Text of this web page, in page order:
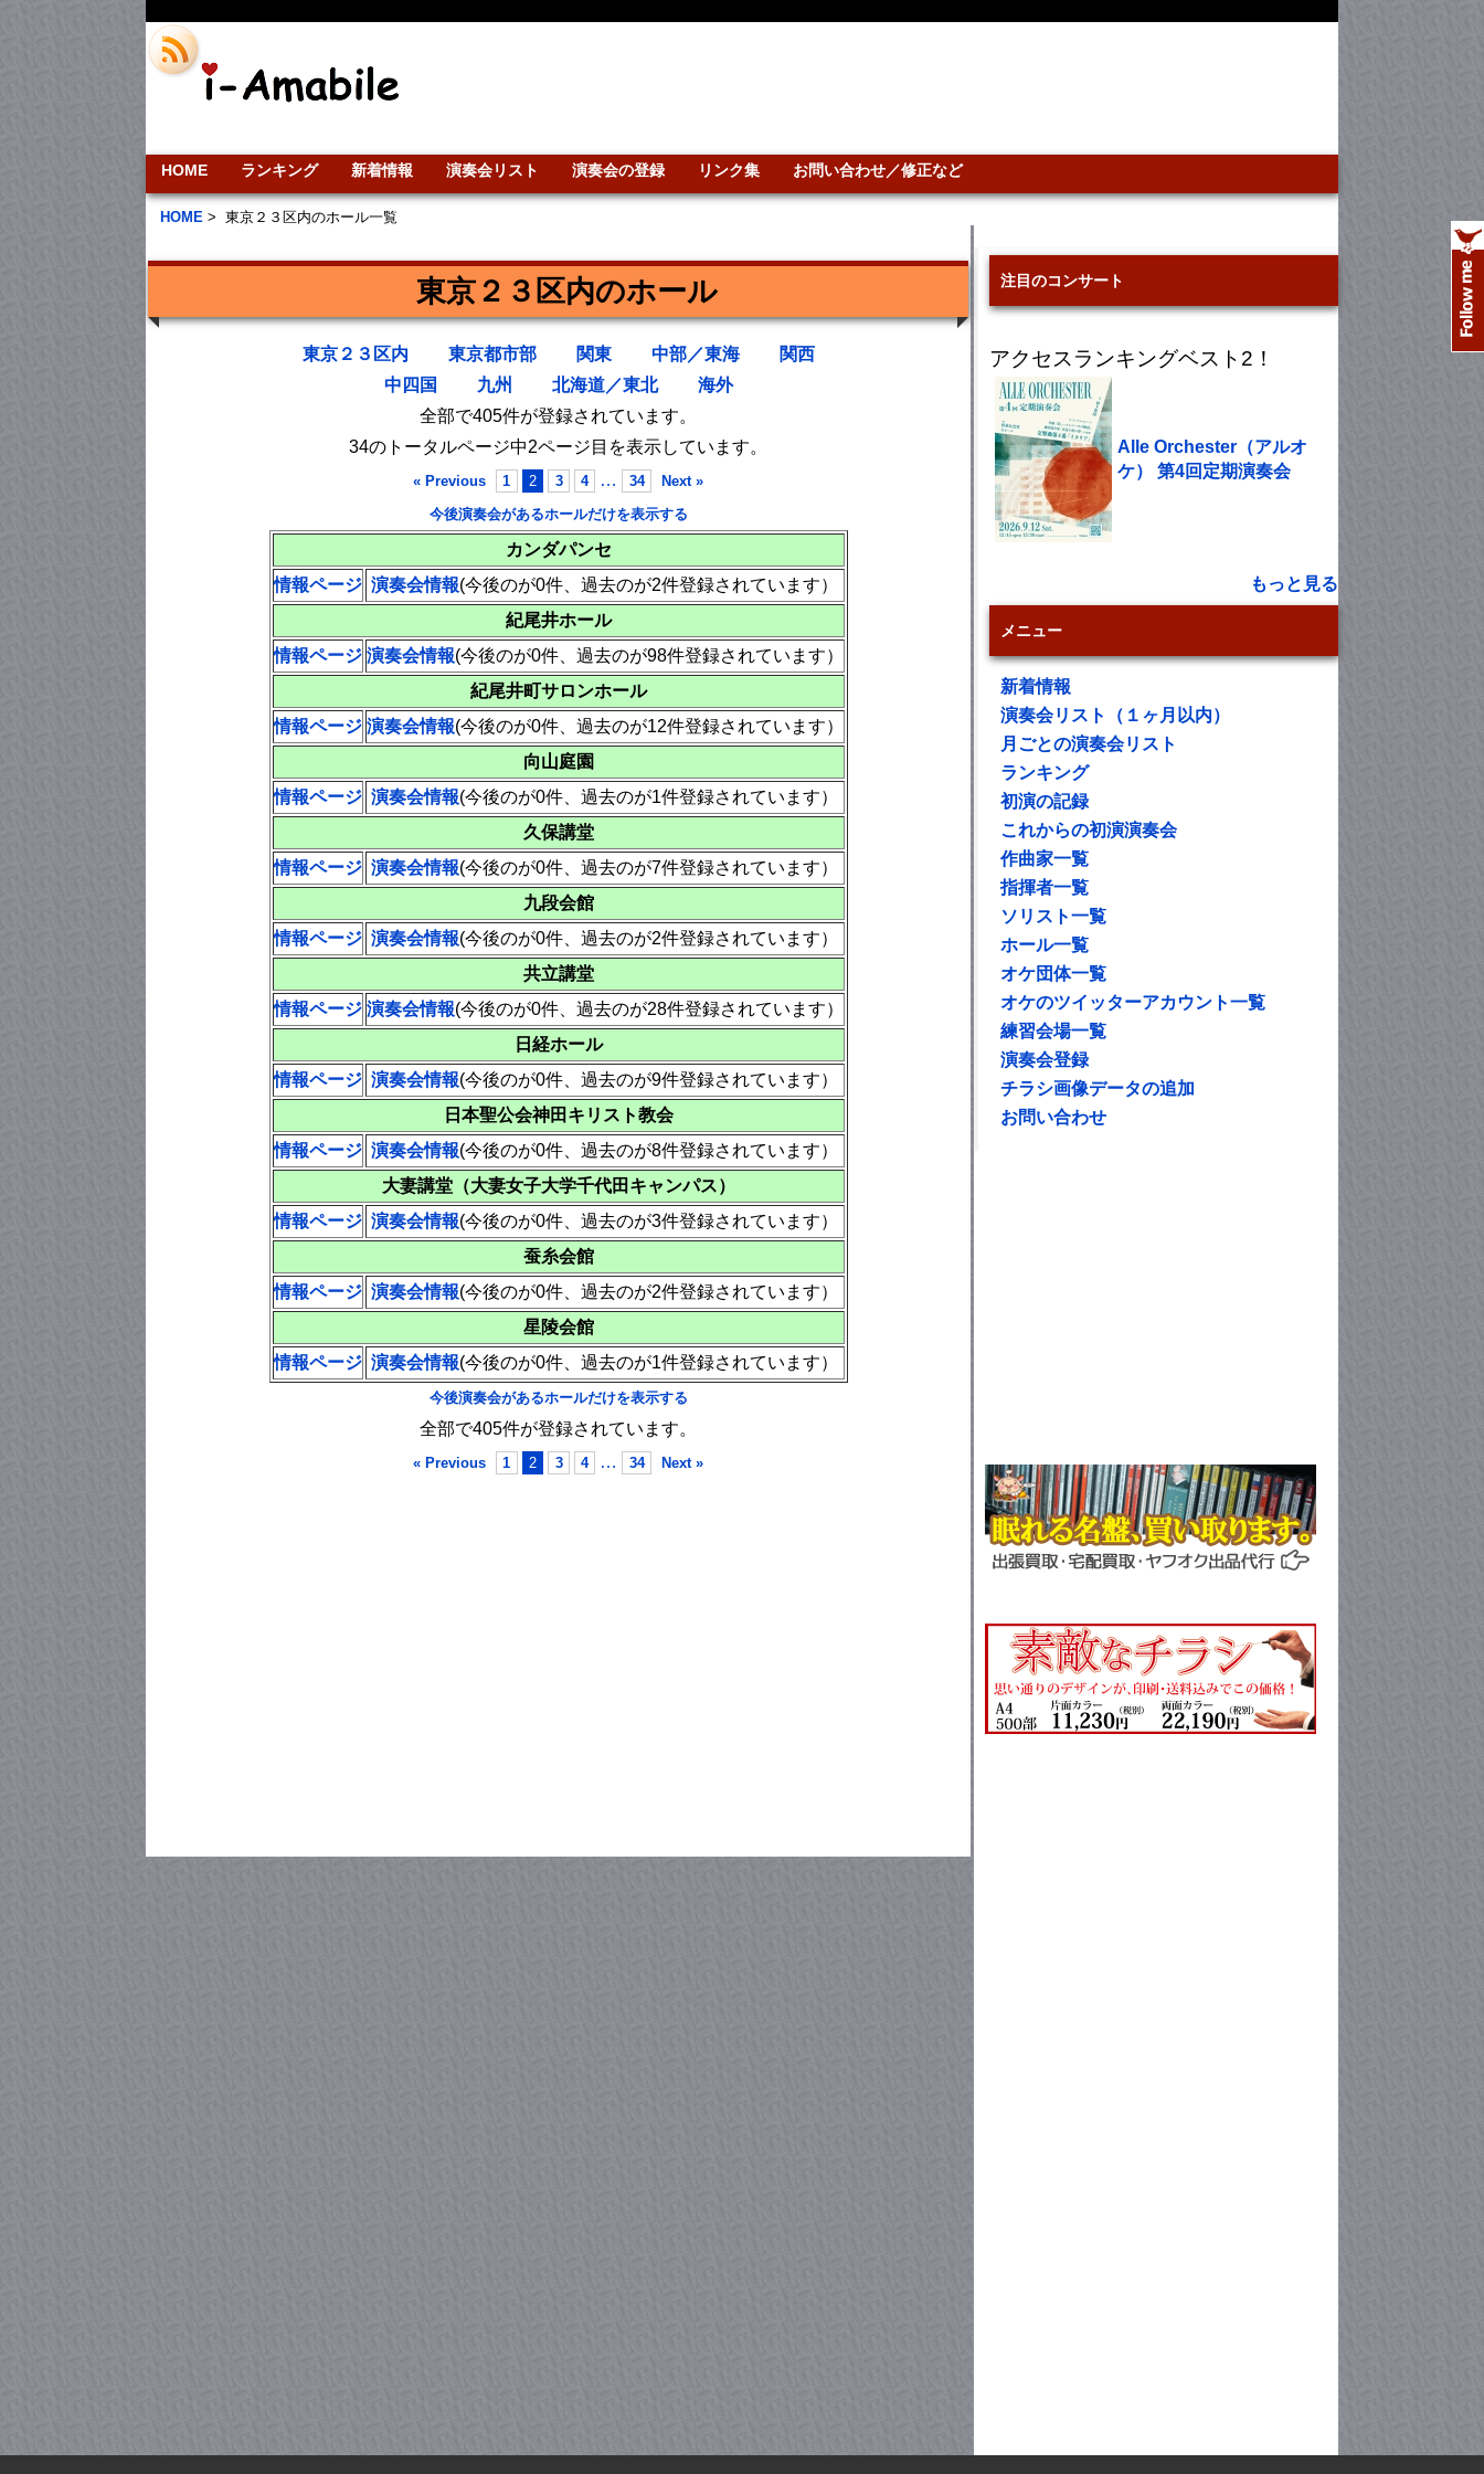
HOME ランキング 新着情報 演奏会リスト 演奏会の登録 リンク集 お問い合わせ／修正など
HOME > 東京２３区内のホール一覧
東京２３区内のホール
東京２３区内 東京都市部 関東 中部／東海
関西
中四国
九州 北海道／東北
海外
全部で405件が登録されています。
34のトータルページ中2ページ目を表示しています。
« Previous 1 2 3 4 … 34
Next »
今後演奏会があるホールだけを表示する
カンダパンセ
情報ページ 演奏会情報(今後のが0件、過去のが2件登録されています）
紀尾井ホール
情報ページ 演奏会情報(今後のが0件、過去のが98件登録されています）
紀尾井町サロンホール
情報ページ 演奏会情報(今後のが0件、過去のが12件登録されています）
向山庭園
情報ページ 演奏会情報(今後のが0件、過去のが1件登録されています）
久保講堂
情報ページ 演奏会情報(今後のが0件、過去のが7件登録されています）
九段会館
情報ページ 演奏会情報(今後のが0件、過去のが2件登録されています）
共立講堂
情報ページ 演奏会情報(今後のが0件、過去のが28件登録されています）
日経ホール
情報ページ 演奏会情報(今後のが0件、過去のが9件登録されています）
日本聖公会神田キリスト教会
情報ページ 演奏会情報(今後のが0件、過去のが8件登録されています）
大妻講堂（大妻女子大学千代田キャンパス）
情報ページ 演奏会情報(今後のが0件、過去のが3件登録されています）
蚕糸会館
情報ページ 演奏会情報(今後のが0件、過去のが2件登録されています）
星陵会館
情報ページ 演奏会情報(今後のが0件、過去のが1件登録されています）
今後演奏会があるホールだけを表示する
全部で405件が登録されています。
« Previous 1 2 3 4 … 34 Next »
注目のコンサート
アクセスランキングベスト2！
Alle Orchester（アルオ
ケ） 第4回定期演奏会
もっと見る
メニュー
新着情報
演奏会リスト（１ヶ月以内）
月ごとの演奏会リスト
ランキング
初演の記録
これからの初演演奏会
作曲家一覧
指揮者一覧
ソリスト一覧
ホール一覧
オケ団体一覧
オケのツイッターアカウント一覧
練習会場一覧
演奏会登録
チラシ画像データの追加
お問い合わせ